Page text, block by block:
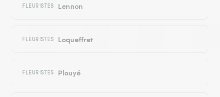
FLEURISTES Lennon
FLEURISTES Loqueffret
FLEURISTES Plouyé